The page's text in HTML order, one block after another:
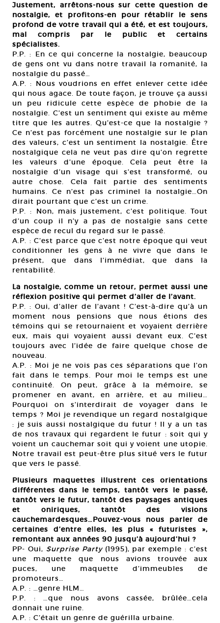
Justement, arrêtons-nous sur cette question de
nostalgie, et profitons-en pour rétablir le sens
profond de votre travail qui a été, et est toujours,
mal compris par le public et certains
spécialistes.
P.P. : En ce qui concerne la nostalgie, beaucoup
de gens ont vu dans notre travail la romanité, la
nostalgie du passé…
A.P. : Nous voudrions en effet enlever cette idée
qui nous agace. De toute façon, je trouve ça aussi
un peu ridicule cette espèce de phobie de la
nostalgie. C’est un sentiment qui existe au même
titre que les autres. Qu’est-ce que la nostalgie ?
Ce n’est pas forcément une nostalgie sur le plan
des valeurs, c’est un sentiment la nostalgie. Être
nostalgique cela ne veut pas dire qu’on regrette
les valeurs d’une époque. Cela peut être la
nostalgie d’un visage qui s’est transformé, ou
autre chose. Cela fait partie des sentiments
humains. Ce n’est pas criminel la nostalgie…On
dirait pourtant que c’est un crime.
P.P. : Non, mais justement, c’est politique. Tout
d’un coup il n’y a pas de nostalgie sans cette
espèce de recul du regard sur le passé.
A.P. : C’est parce que c’est notre époque qui veut
conditionner les gens à ne vivre que dans le
présent, que dans l’immédiat, que dans la
rentabilité.
La nostalgie, comme un retour, permet aussi une
réflexion positive qui permet d’aller de l’avant.
P.P. : Oui, d’aller de l’avant ! C’est-à-dire qu’à un
moment nous pensions que nous étions des
témoins qui se retournaient et voyaient derrière
eux, mais qui voyaient aussi devant eux. C’est
toujours avec l’idée de faire quelque chose de
nouveau.
A.P. : Moi je ne vois pas ces séparations que l’on
fait dans le temps. Pour moi le temps est une
continuité. On peut, grâce à la mémoire, se
promener en avant, en arrière, et au milieu…
Pourquoi on s’interdirait de voyager dans le
temps ? Moi je revendique un regard nostalgique
: je suis aussi nostalgique du futur ! Il y a un tas
de nos travaux qui regardent le futur : soit qui y
voient un cauchemar soit qui y voient une utopie.
Notre travail est peut-être plus situé vers le futur
que vers le passé.
Plusieurs maquettes illustrent ces orientations
différentes dans le temps, tantôt vers le passé,
tantôt vers le futur, tantôt des paysages antiques
et oniriques, tantôt des visions
cauchemardesques…Pouvez-vous nous parler de
certaines d’entre elles, les plus « futuristes »,
remontant aux années 90 jusqu’à aujourd’hui ?
PP- Oui, Surprise Party(1995), par exemple : c’est
une maquette que nous avions trouvée aux
puces, une maquette d’immeubles de
promoteurs…
A.P. : …genre HLM…
P.P. : …que nous avons cassée, brûlée…cela
donnait une ruine.
A.P. : C’était un genre de guérilla urbaine.